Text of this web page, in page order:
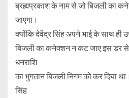
ब्रह्मप्रकाश के नाम से जो बिजली का
जाएगा।
क्योंकि देवेंद्र सिंह अपने भाई के साथ ही
बिजली का कनेक्शन न कट जाए इस डर से
धनराशि
का भुगतान बिजली निगम को कर दिया
सिंह